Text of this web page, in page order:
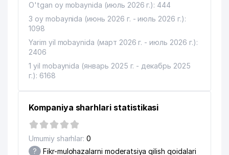
O'tgan oy mobaynida (июль 2026 г.): 444
3 oy mobaynida (июнь 2026 г. - июль 2026 г.):
1098
Yarim yil mobaynida (март 2026 г. - июль 2026 г.):
2406
1 yil mobaynida (январь 2025 г. - декабрь 2025
г.): 6168
Kompaniya sharhlari statistikasi
Umumiy sharhlar: 0
? Fikr-mulohazalarni moderatsiya qilish qoidalari